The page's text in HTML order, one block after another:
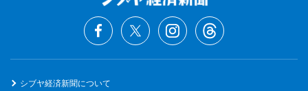
シブヤ経済新聞について